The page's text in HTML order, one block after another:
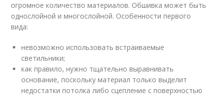
огромное количество материалов. Обшивка может быть
однослойной и многослойной. Особенности первого
вида:
невозможно использовать встраиваемые
светильники;
как правило, нужно тщательно выравнивать
основание, поскольку материал только выделит
недостатки потолка либо сцепление с поверхностью